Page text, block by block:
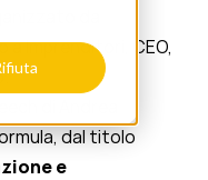
da
aImprenditori, CEO,
dal titolo
e